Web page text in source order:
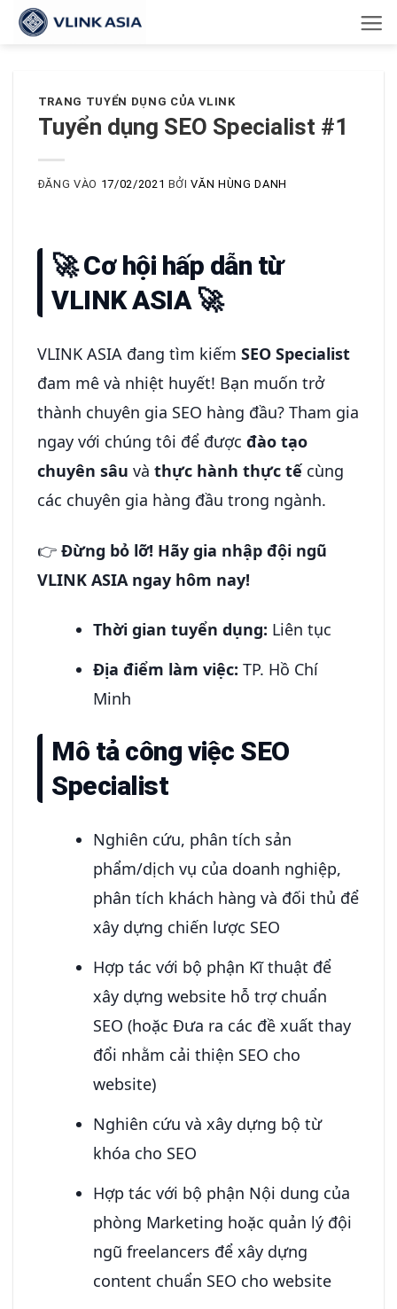
Bỏ
qua
TRANG TUYỂN DỤNG CỦA VLINK
Tuyển dụng SEO Specialist #1
ĐĂNG VÀO 17/02/2021 BỞIVĂN HÙNG DANH
🚀Cơ hội hấp dẫn từ
VLINK ASIA🚀
VLINK ASIA đang tìm kiếm SEO Specialist
đam mê và nhiệt huyết! Bạn muốn trở
thành chuyên gia SEO hàng đầu? Tham gia
ngay với chúng tôi để được đào tạo
chuyên sâu và thực hành thực tế cùng
các chuyên gia hàng đầu trong ngành.
👉 Đừng bỏ lỡ! Hãy gia nhập đội ngũ
VLINK ASIA ngay hôm nay!
Thời gian tuyển dụng: Liên tục
Địa điểm làm việc: TP. Hồ Chí
Minh
Mô tả công việc SEO
Specialist
Nghiên cứu, phân tích sản
phẩm/dịch vụ của doanh nghiệp,
phân tích khách hàng và đối thủ để
xây dựng chiến lược SEO
Hợp tác với bộ phận Kĩ thuật để
xây dựng website hỗ trợ chuẩn
SEO (hoặc Đưa ra các đề xuất thay
đổi nhằm cải thiện SEO cho
website)
Nghiên cứu và xây dựng bộ từ
khóa cho SEO
Hợp tác với bộ phận Nội dung của
phòng Marketing hoặc quản lý đội
ngũ freelancers để xây dựng
content chuẩn SEO cho website